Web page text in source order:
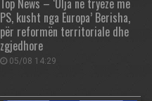
Top News – ‘Ulja në tryezë me
PS, kusht nga Europa’ Berisha,
për reformën territoriale dhe
zgjedhore
05/08 14:29